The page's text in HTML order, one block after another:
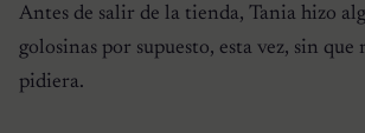
Antes de salir de la tienda, Tania hizo
golosinas por supuesto, esta vez, sin que
pidiera.